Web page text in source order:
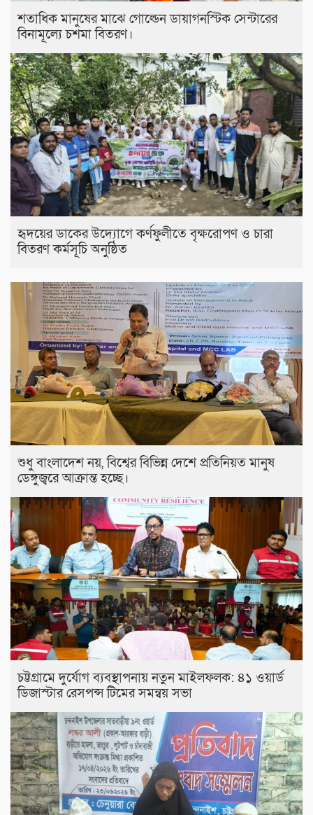
শতাধিক মানুষের মাঝে গোল্ডেন ডায়াগনস্টিক সেন্টারের
বিনামূল্যে চশমা বিতরণ।
হৃদয়ের ডাকের উদ্যোগে কর্ণফুলীতে বৃক্ষরোপণ ও চারা
বিতরণ কর্মসূচি অনুষ্ঠিত
শুধু বাংলাদেশ নয়, বিশ্বের বিভিন্ন দেশে প্রতিনিয়ত মানুষ
ডেঙ্গুজ্বরে আক্রান্ত হচ্ছে।
চট্টগ্রামে দুর্যোগ ব্যবস্থাপনায় নতুন মাইলফলক: ৪১ ওয়ার্ড
ডিজাস্টার রেসপন্স টিমের সমন্বয় সভা